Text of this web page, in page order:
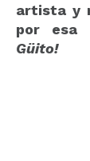
artista y
por esa
Güito!